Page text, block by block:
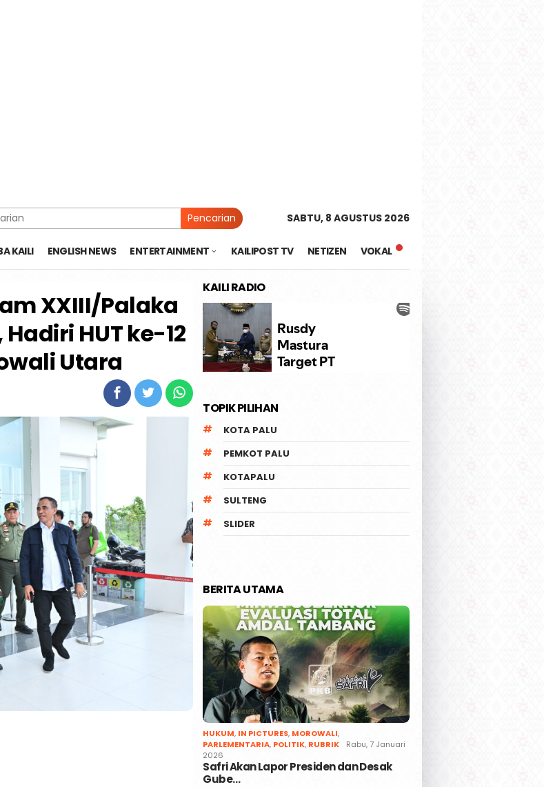
Pencarian SABTU, 8 AGUSTUS 2026
KAILI ENGLISH NEWS ENTERTAINMENT KAILIPOST TV NETIZEN VOKAL
XXIII/Palaka
HUT ke-12
Utara
KAILI RADIO
TOPIK PILIHAN
KOTA PALU
PEMKOT PALU
KOTAPALU
SULTENG
SLIDER
BERITA UTAMA
HUKUM, IN PICTURES, MOROWALI,
PARLEMENTARIA, POLITIK, RUBRIK
Rabu, 7 Januari
2026
Safri Akan Lapor Presiden dan Desak
Gube…